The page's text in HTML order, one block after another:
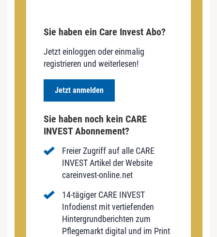
Sie haben ein Care Invest Abo?
Jetzt einloggen oder einmalig
registrieren und weiterlesen!
Jetzt anmelden
Sie haben noch kein CARE
INVEST Abonnement?
Freier Zugriff auf alle CARE
INVEST Artikel der Website
careinvest-online.net
14-tägiger CARE INVEST
Infodienst mit vertiefenden
Hintergrundberichten zum
Pflegemarkt digital und im Print